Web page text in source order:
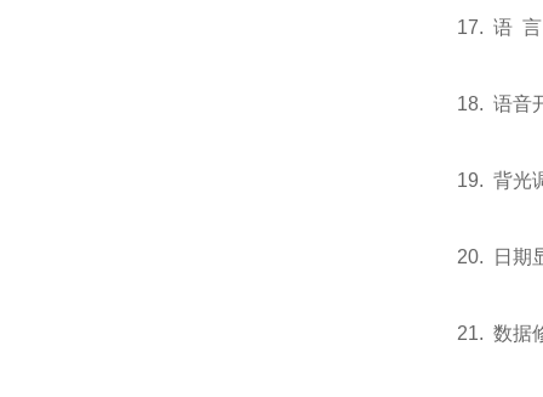
17. 语 言
18. 语音
19. 背光
20. 日期
21. 数据